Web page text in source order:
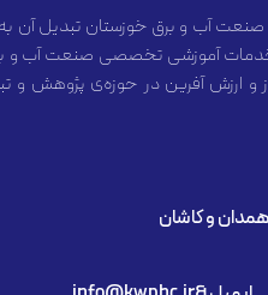
آب و برق خوزستان تبدیل آن
خدمات آموزشی تخصصی صنعت آب و
و ارزش آفرین در حوزه‌ی پژوهش و
و کاشان